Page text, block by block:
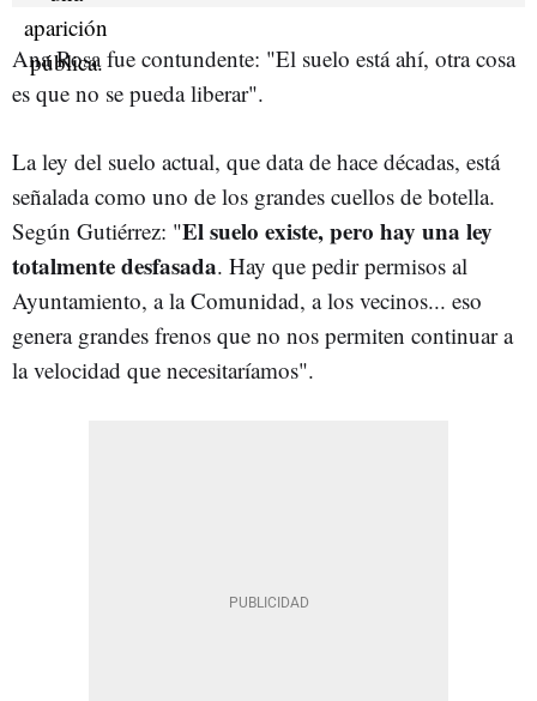
Ana Rosa fue contundente: "El suelo está ahí, otra cosa
es que no se pueda liberar".
La ley del suelo actual, que data de hace décadas, está
señalada como uno de los grandes cuellos de botella.
Según Gutiérrez: "El suelo existe, pero hay una ley
totalmente desfasada. Hay que pedir permisos al
Ayuntamiento, a la Comunidad, a los vecinos... eso
genera grandes frenos que no nos permiten continuar a
la velocidad que necesitaríamos".